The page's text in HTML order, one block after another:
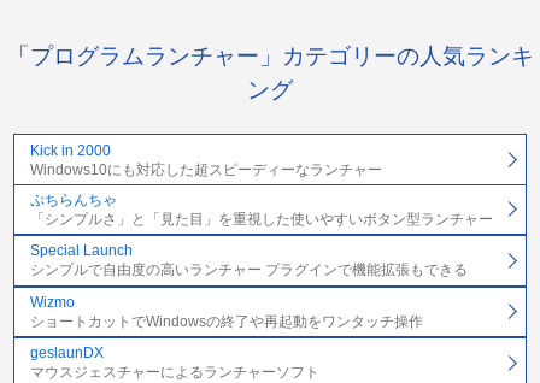
「プログラムランチャー」カテゴリーの人気ランキ
ング
Kick in 2000
Windows10にも対応した超スピーディーなランチャー
ぷちらんちゃ
「シンプルさ」と「見た目」を重視した使いやすいボタン型ランチャー
Special Launch
シンプルで自由度の高いランチャー プラグインで機能拡張もできる
Wizmo
ショートカットでWindowsの終了や再起動をワンタッチ操作
geslaunDX
マウスジェスチャーによるランチャーソフト